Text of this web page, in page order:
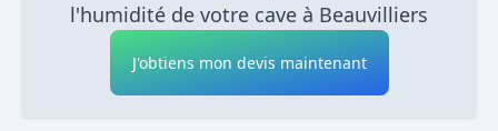
l'humidité de votre cave à Beauvilliers
J'obtiens mon devis maintenant